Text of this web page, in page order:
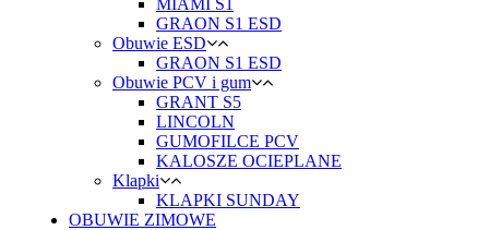
GRAON S1 ESD
Obuwie ESD
GRAON S1 ESD
Obuwie PCV i gum
GRANT S5
LINCOLN
GUMOFILCE PCV
KALOSZE OCIEPLANE
Klapki
KLAPKI SUNDAY
OBUWIE ZIMOWE